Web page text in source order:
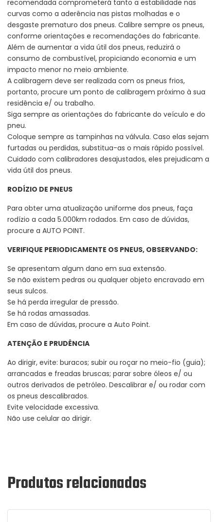
recomendada comprometerá tanto a estabilidade nas
curvas como a aderência nas pistas molhadas e o
desgaste prematuro dos pneus. Calibre sempre os pneus,
conforme orientações e recomendações do fabricante.
Além de aumentar a vida útil dos pneus, reduzirá o
consumo de combustível, propiciando economia e um
impacto menor no meio ambiente.
A calibragem deve ser realizada com os pneus frios,
portanto, procure um ponto de calibragem próximo à sua
residência e/ ou trabalho.
Siga sempre as orientações do fabricante do veículo e do
pneu.
Coloque sempre as tampinhas na válvula. Caso elas sejam
furtadas ou perdidas, substitua-as o mais rápido possível.
Cuidado com calibradores desajustados, eles prejudicam a
vida útil dos pneus.
RODÍZIO DE PNEUS
Para obter uma atualização uniforme dos pneus, faça
rodízio a cada 5.000km rodados. Em caso de dúvidas,
procure a AUTO POINT.
VERIFIQUE PERIODICAMENTE OS PNEUS, OBSERVANDO:
Se apresentam algum dano em sua extensão.
Se não existem pedras ou qualquer objeto encravado em
seus sulcos.
Se há perda irregular de pressão.
Se há rodas amassadas.
Em caso de dúvidas, procure a Auto Point.
ATENÇÃO E PRUDÊNCIA
Ao dirigir, evite: buracos; subir ou roçar no meio-fio (guia);
arrancadas e freadas bruscas; parar sobre óleos e/ ou
outros derivados de petróleo. Descalibrar e/ ou rodar com
os pneus descalibrados.
Evite velocidade excessiva.
Não use celular ao dirigir.
Produtos relacionados